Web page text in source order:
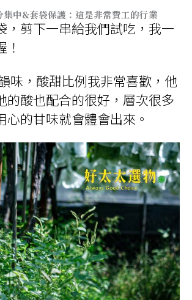
集中&套袋保護：這是非常費工的行業
，剪下一串給我們試吃，我一
味，酸甜比例我非常喜歡，他
的酸也配合的很好，層次很多
心的甘味就會體會出來。